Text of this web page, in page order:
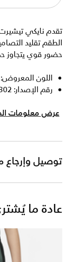
الطقم تقليد
حضور قوي يتجاوز
اللون
رقم الإصدار: IB5139-302
عرض معلومات
توصيل وإرجاع
عادة ما